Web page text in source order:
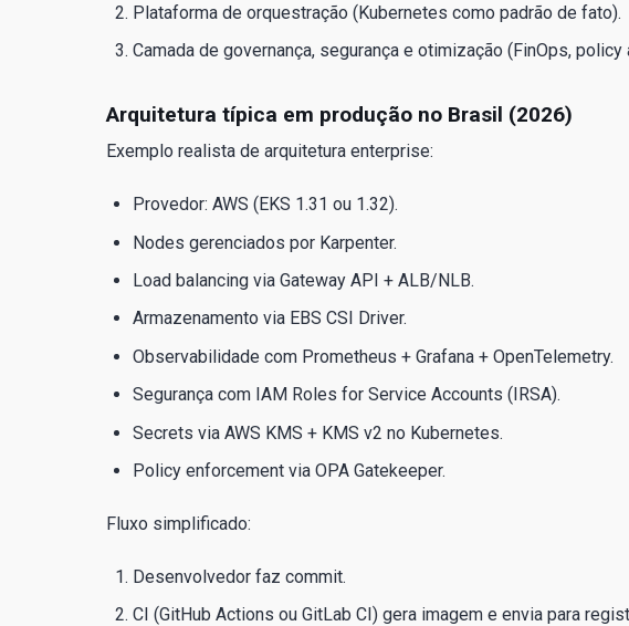
Plataforma de orquestração (Kubernetes como padrão de fato).
Camada de governança, segurança e otimização (FinOps,
Arquitetura típica em produção no Brasil (2026)
Exemplo realista de arquitetura enterprise:
Provedor: AWS (EKS 1.31 ou 1.32).
Nodes gerenciados por Karpenter.
Load balancing via Gateway API + ALB/NLB.
Armazenamento via EBS CSI Driver.
Observabilidade com Prometheus + Grafana + OpenTelemetry.
Segurança com IAM Roles for Service Accounts (IRSA).
Secrets via AWS KMS + KMS v2 no Kubernetes.
Policy enforcement via OPA Gatekeeper.
Fluxo simplificado:
Desenvolvedor faz commit.
CI (GitHub Actions ou GitLab CI) gera imagem e envia para